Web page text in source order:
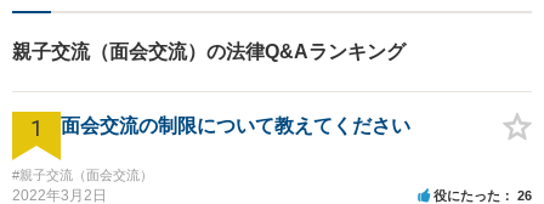
れたとき、ご自身の力ではど
うしようもできない場合、法
律の力があなたをお助けしま
す。
親子交流（面会交流）の法律Q&Aランキング
1 面会交流の制限について教えてください
#親子交流（面会交流）
2022年3月2日 役にたった 26